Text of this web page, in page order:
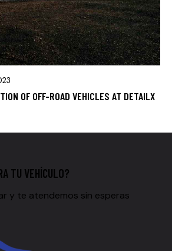
OF OFF-ROAD VEHICLES AT DETAILX
TU VEHÍCULO?
y te atendemos sin esperas